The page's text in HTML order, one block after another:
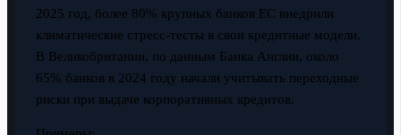
2025 год, более 80% крупных банков ЕС внедрили
климатические стресс-тесты в свои кредитные модели.
В Великобритании, по данным Банка Англии, около
65% банков в 2024 году начали учитывать переходные
риски при выдаче корпоративных кредитов.